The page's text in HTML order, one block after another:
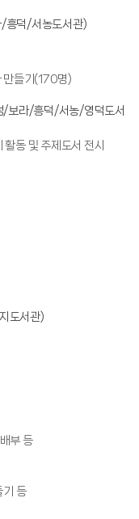
흥덕/서농도서관)
만들기(170명)
/보라/흥덕/서농/영덕도서
동 및 주제도서 전시
도서관)
부 등
기 등